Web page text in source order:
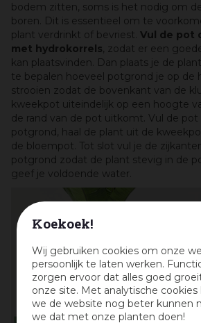
Koekoek!
Wij gebruiken cookies om onze
persoonlijk te laten werken.
zorgen ervoor dat alles goed
onze site. Met analytische cookies
we de website nog beter kunnen
we dat met onze planten doen!
bodem zitten, soms is het nodig om
boren. Dit is essentieel om te
plant verdrinkt of bevriest. Vul de pot
met hydrokorrels, zodat er een
kan plaatsvinden. Dan plaats je de
te bepalen hoeveel potgrond je op de
strooien zodat de bovenkant van de
kweekpot uiteindelijk op een hoogte
de rand van de pot uitkomt. Vul de
potgrond, haal de plant uit de
de bloempot. Tot slot vul je de
potgrond zodat de plant stevig in de
geef je voldoende water.